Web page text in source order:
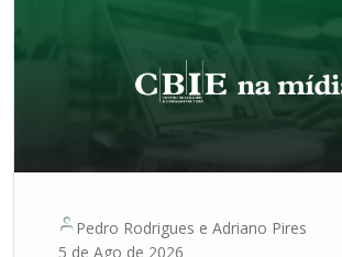
Pedro Rodrigues e Adriano Pires
5 de Ago de 2026